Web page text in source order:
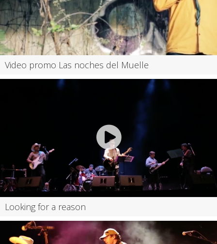
Video promo Las noches del Muelle
Looking for a reason